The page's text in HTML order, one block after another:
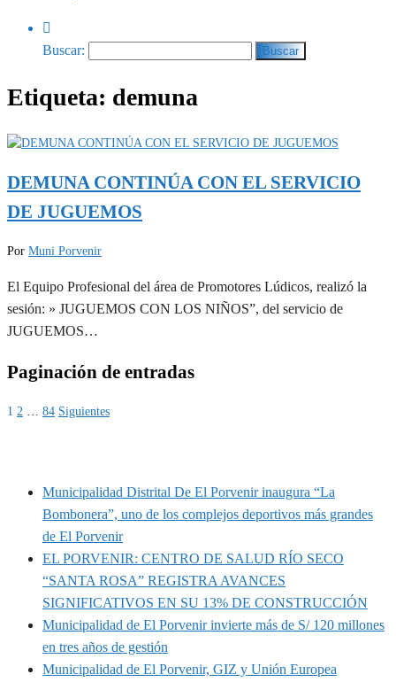
Buscar:
Etiqueta: demuna
DEMUNA CONTINÚA CON EL SERVICIO
DE JUGUEMOS
Por Muni Porvenir
El Equipo Profesional del área de Promotores Lúdicos, realizó la
sesión: » JUGUEMOS CON LOS NIÑOS”, del servicio de
JUGUEMOS…
Paginación de entradas
1 2 … 84 Siguientes
Municipalidad Distrital De El Porvenir inaugura “La
Bombonera”, uno de los complejos deportivos más grandes
de El Porvenir
EL PORVENIR: CENTRO DE SALUD RÍO SECO
“SANTA ROSA” REGISTRA AVANCES
SIGNIFICATIVOS EN SU 13% DE CONSTRUCCIÓN
Municipalidad de El Porvenir invierte más de S/ 120 millones
en tres años de gestión
Municipalidad de El Porvenir, GIZ y Unión Europea